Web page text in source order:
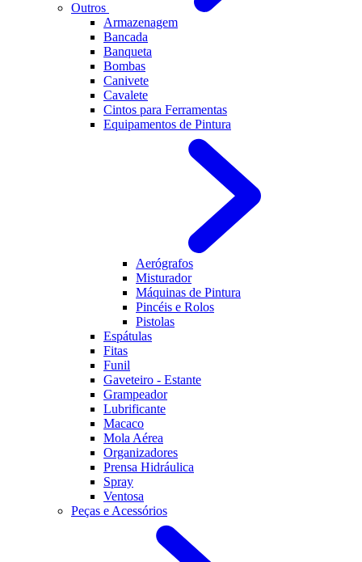
Outros
Armazenagem
Bancada
Banqueta
Bombas
Canivete
Cavalete
Cintos para Ferramentas
Equipamentos de Pintura
Aerógrafos
Misturador
Máquinas de Pintura
Pincéis e Rolos
Pistolas
Espátulas
Fitas
Funil
Gaveteiro - Estante
Grampeador
Lubrificante
Macaco
Mola Aérea
Organizadores
Prensa Hidráulica
Spray
Ventosa
Peças e Acessórios